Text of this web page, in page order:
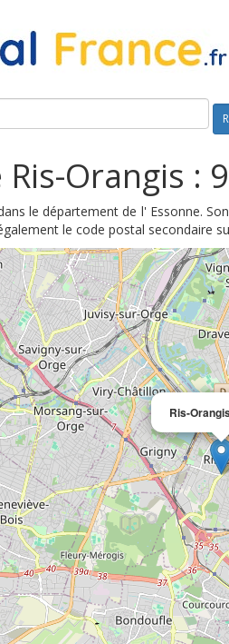
Orangis :
le département de l' Essonne.
le code postal secondaire
Ris-